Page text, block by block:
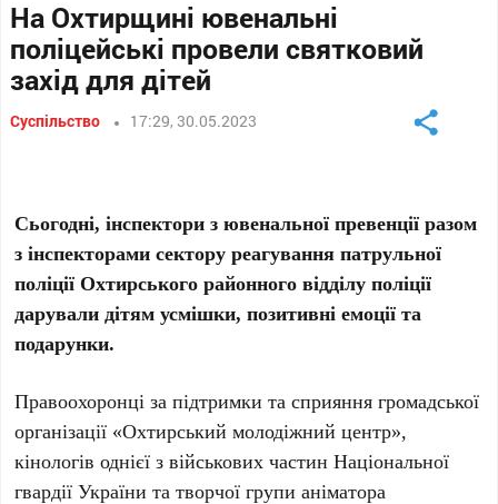
На Охтирщині ювенальні
поліцейські провели святковий
захід для дітей
Суспільство 17:29, 30.05.2023
Сьогодні, інспектори з ювенальної превенції разом
з інспекторами сектору реагування патрульної
поліції Охтирського районного відділу поліції
дарували дітям усмішки, позитивні емоції та
подарунки.
Правоохоронці за підтримки та сприяння громадської
організації «Охтирський молодіжний центр»,
кінологів однієї з військових частин Національної
гвардії України та творчої групи аніматора